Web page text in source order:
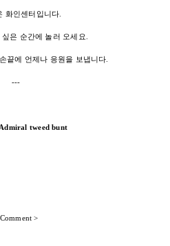
화인센터입니다.
은 순간에 놀러 오세요.
끝에 언제나 응원을 보냅니다.
---
tweed bunt
>